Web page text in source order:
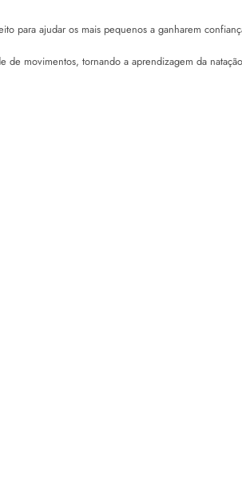
para ajudar os mais pequenos a ganharem
movimentos, tornando a aprendizagem da